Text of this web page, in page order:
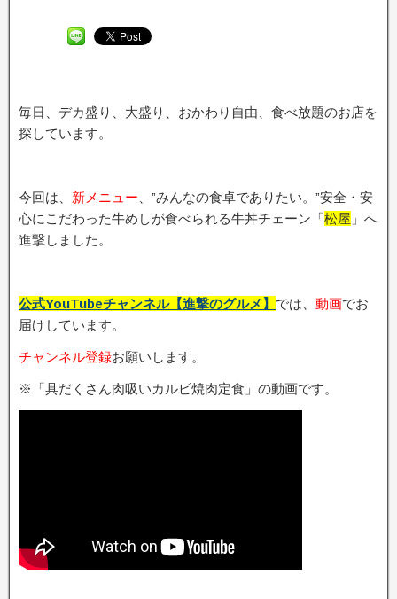
毎日、デカ盛り、大盛り、おかわり自由、食べ放題のお店を
探しています。
今回は、 新メニュー 、”みんなの食卓でありたい。”安全・安
心にこだわった牛めしが食べられる牛丼チェーン「松屋 」へ
進撃しました。
公式YouTubeチャンネル【進撃のグルメ】 では、 動画でお
届けしています。
チャンネル登録お願いします。
※「具だくさん肉吸いカルビ焼肉定食」の動画です。